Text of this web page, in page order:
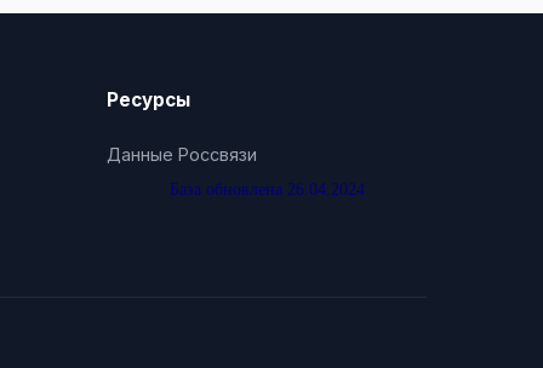
Ресурсы
Данные Россвязи
База обновлена 26.04.2024